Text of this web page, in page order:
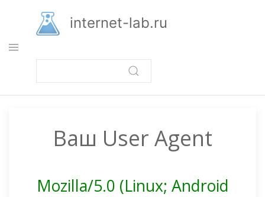
основному
содержанию
internet-lab.ru
Ваш User Agent
Mozilla/5.0 (Linux; Android